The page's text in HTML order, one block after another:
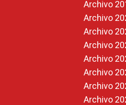
Archivo
Archivo
Archivo
Archivo
Archivo
Archivo
Archivo
Archivo